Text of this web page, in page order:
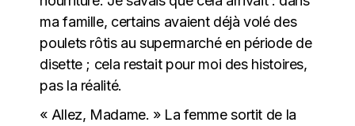
ma famille, certains avaient déjà volé des
poulets rôtis au supermarché en période de
disette ; cela restait pour moi des histoires,
pas la réalité.
« Allez, Madame. » La femme sortit de la